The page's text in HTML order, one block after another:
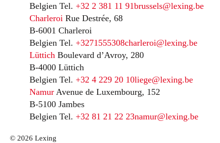
Belgien Tel. +32 2 381 11 91brussels@lexing.be
Charleroi Rue Destrée, 68
B-6001 Charleroi
Belgien Tel. +3271555308charleroi@lexing.be
Lüttich Boulevard d’Avroy, 280
B-4000 Lüttich
Belgien Tel. +32 4 229 20 10liege@lexing.be
Namur Avenue de Luxembourg, 152
B-5100 Jambes
Belgien Tel. +32 81 21 22 23namur@lexing.be
© 2026 Lexing